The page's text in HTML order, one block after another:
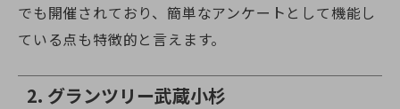
でも開催されており、簡単なアンケートとして機能し
ている点も特徴的と言えます。
2. グランツリー武蔵小杉